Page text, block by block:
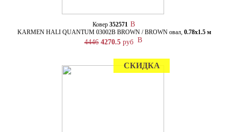
Ковер 352571
KARMEN HALI QUANTUM 03002B BROWN / BROWN овал, 0.78х1.5 м
4446 4270.5 руб
СКИДКА